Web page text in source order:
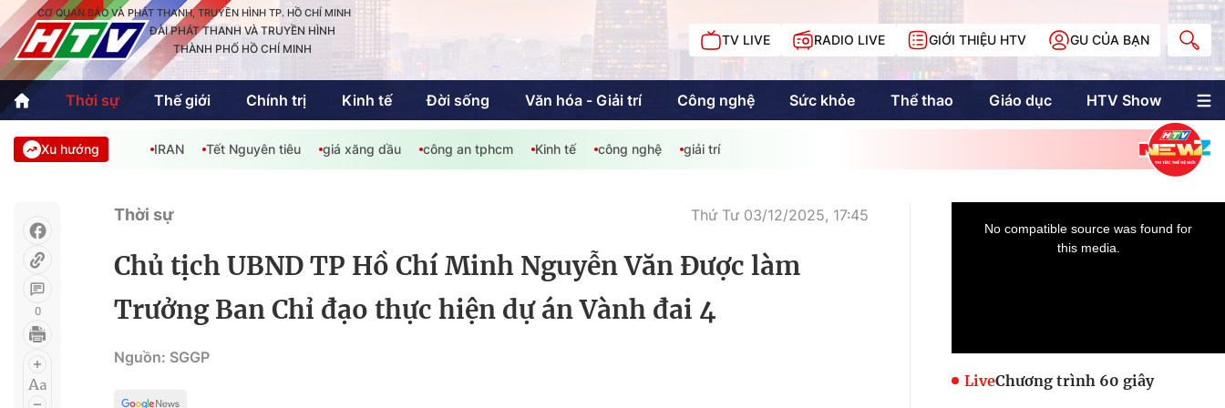
CƠ QUAN BÁO VÀ PHÁT THANH, TRUYỀN HÌNH TP. HỒ CHÍ MINH
ĐÀI PHÁT THANH VÀ TRUYỀN HÌNH
THÀNH PHỐ HỒ CHÍ MINH
TV LIVE RADIO LIVE GIỚI THIỆU HTV GU CỦA BẠN
Thời sự Thế giới Chính trị Kinh tế Đời sống Văn hóa - Giải trí Công nghệ Sức khỏe Thể thao Giáo dục HTV Show
Thời sự
Thể thao
Quốc tế
Văn hóa - Giải trí
Giáo dục Kinh tế
An Sinh
Công nghệ
Multimedia
Multiform
Doanh nhân Sài
Gòn
Xu hướng IRAN Tết Nguyên tiêu giá xăng dầu công an tphcm Kinh tế công nghệ giải trí
0
Thời sự Thứ Tư 03/12/2025, 17:45
Chủ tịch UBND TP Hồ Chí Minh Nguyễn Văn Được làm
Trưởng Ban Chỉ đạo thực hiện dự án Vành đai 4
Nguồn: SGGP
LiveChương trình 60 giây